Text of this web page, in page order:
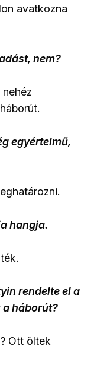
avatkozna
nem?
egyértelmű,
hangja.
rendelte el a
a háborút?
Ott öltek